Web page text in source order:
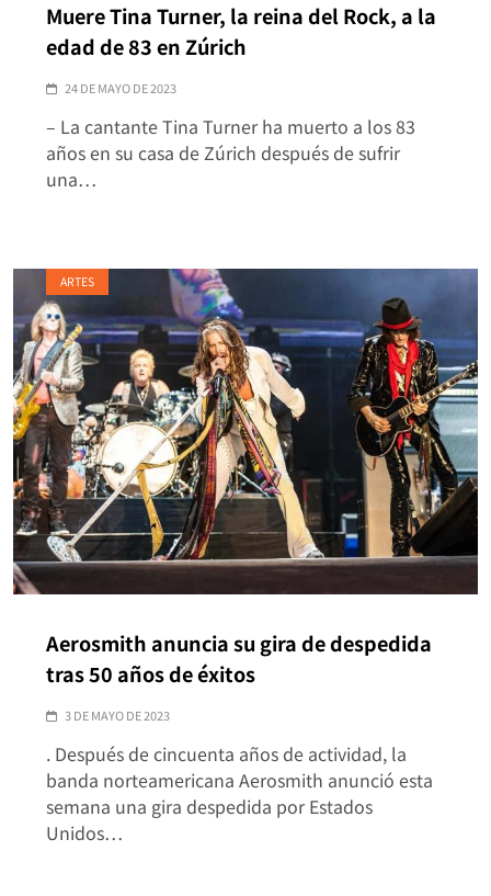
Muere Tina Turner, la reina del Rock, a la
edad de 83 en Zúrich
24 DE MAYO DE 2023
– La cantante Tina Turner ha muerto a los 83
años en su casa de Zúrich después de sufrir
una…
ARTES
Aerosmith anuncia su gira de despedida
tras 50 años de éxitos
3 DE MAYO DE 2023
. Después de cincuenta años de actividad, la
banda norteamericana Aerosmith anunció esta
semana una gira despedida por Estados
Unidos…